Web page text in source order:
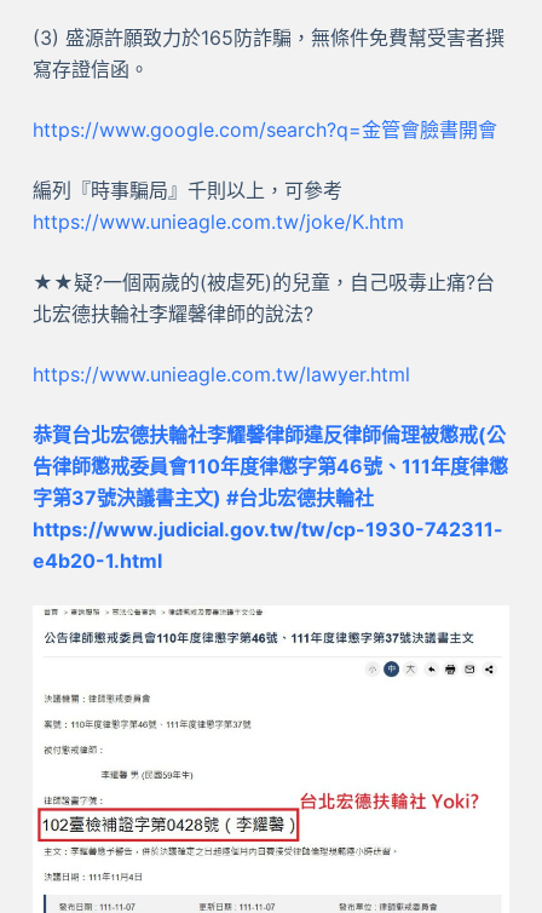
(3) 盛源許願致力於165防詐騙，無條件免費幫受害者撰
寫存證信函。
https://www.google.com/search?q=金管會臉書開會
編列『時事騙局』千則以上，可參考
https://www.unieagle.com.tw/joke/K.htm
★★疑?一個兩歲的(被虐死)的兒童，自己吸毒止痛?台
北宏德扶輪社李耀馨律師的說法?
https://www.unieagle.com.tw/lawyer.html
恭賀台北宏德扶輪社李耀馨律師違反律師倫理被懲戒(公
告律師懲戒委員會110年度律懲字第46號、111年度律懲
字第37號決議書主文) #台北宏德扶輪社
https://www.judicial.gov.tw/tw/cp-1930-742311-
e4b20-1.html